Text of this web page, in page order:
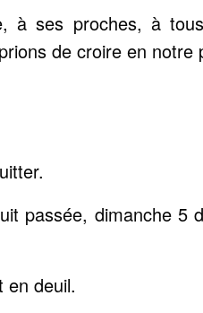
à ses proches, à
de croire en notre
passée, dimanche 5
en deuil.